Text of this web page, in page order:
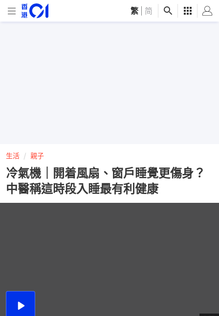
繁 简
生活 親子
冷氣機｜開着風扇、窗戶睡覺更傷身？
中醫稱這時段入睡最有利健康
播